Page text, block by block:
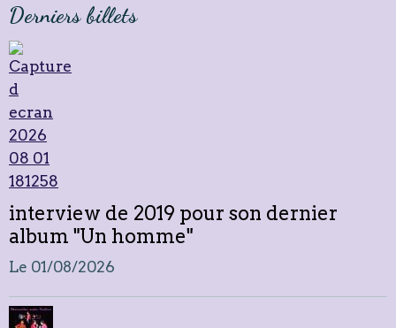
Derniers billets
interview de 2019 pour son dernier
album "Un homme"
Le 01/08/2026